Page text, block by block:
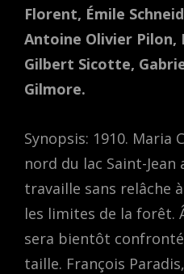
Florent, Émile
Antoine Olivier Pilon,
Gilbert Sicotte,
Gilmore.
Synopsis: 1910. Maria
nord du lac Saint-Jean
travaille sans relâche
les limites de la forêt.
sera bientôt
taille. François